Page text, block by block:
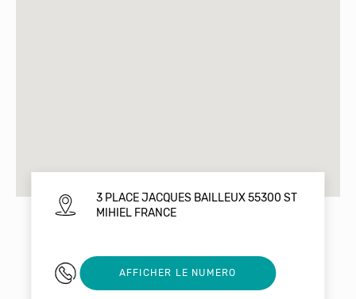
3 PLACE JACQUES BAILLEUX 55300 ST
MIHIEL FRANCE
+33 9 83 72 49
AFFICHER LE NUMERO